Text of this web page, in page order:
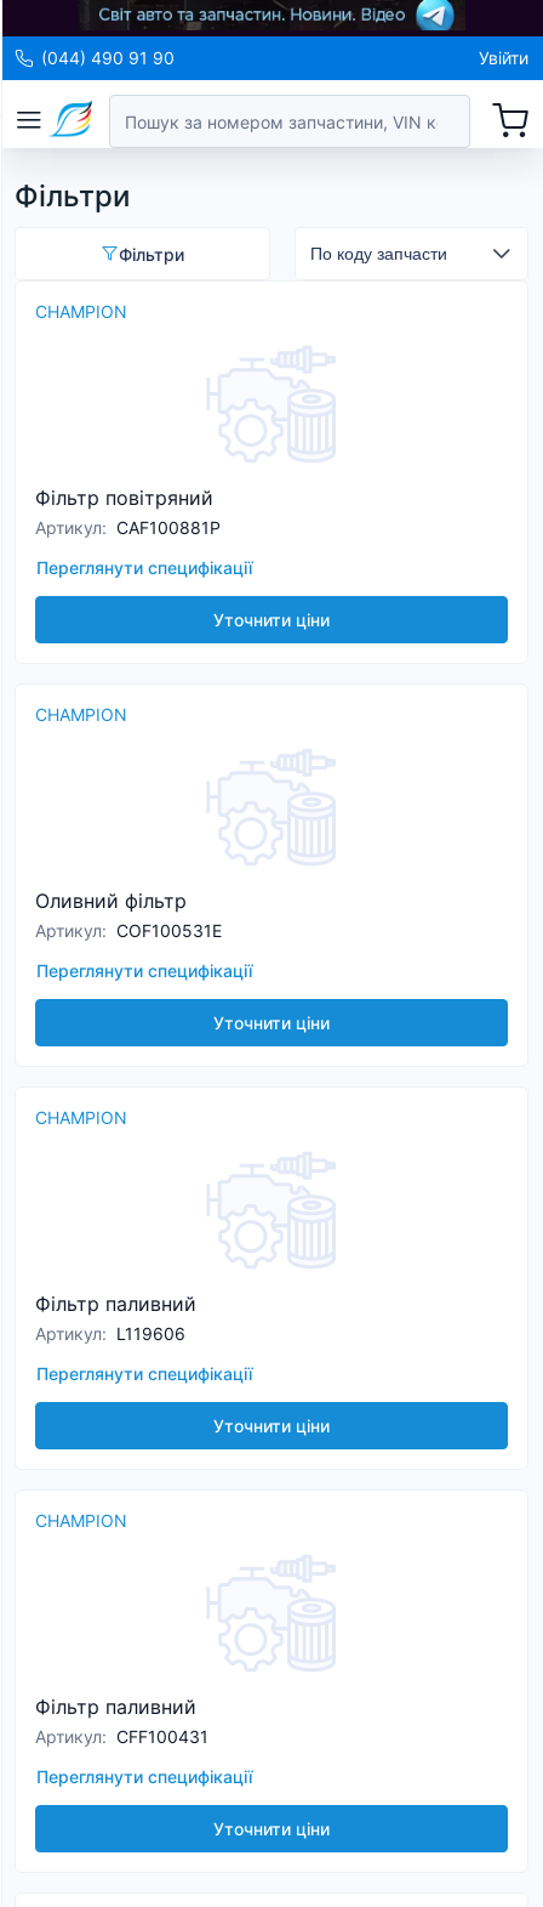
(044) 490 91 90 Увійти
Фільтри
Фільтри
CHAMPION
Фільтр повітряний
Артикул: CAF100881P
Переглянути специфікації
Уточнити ціни
CHAMPION
Оливний фільтр
Артикул: COF100531E
Переглянути специфікації
Уточнити ціни
CHAMPION
Фільтр паливний
Артикул: L119606
Переглянути специфікації
Уточнити ціни
CHAMPION
Фільтр паливний
Артикул: CFF100431
Переглянути специфікації
Уточнити ціни